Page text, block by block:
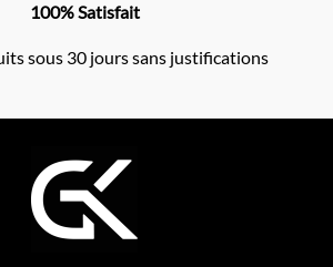
100% Satisfait
sous 30 jours sans justifications